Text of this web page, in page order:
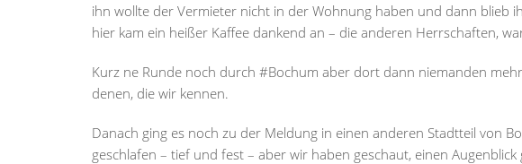
ihn wollte der Vermieter nicht in der Wohnung haben und dann blieb
hier kam ein heißer Kaffee dankend an – die anderen Herrschaften,
Kurz ne Runde noch durch #Bochum aber dort dann niemanden
denen, die wir kennen.
Danach ging es noch zu der Meldung in einen anderen Stadtteil von
geschlafen – tief und fest – aber wir haben geschaut, einen